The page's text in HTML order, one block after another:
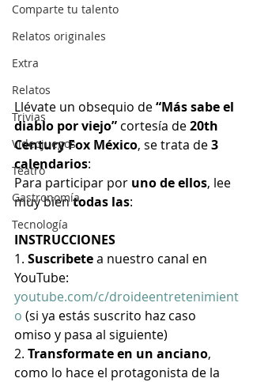
Comparte tu talento
Relatos originales
Extra
Relatos
Trivias
Videojuegos
Teatro
Gastronomía
Tecnología
Llévate un obsequio de “Más sabe el
diablo por viejo” cortesía de 20th
Century Fox México, se trata de 3
calendarios:
Para participar por uno de ellos, lee
muy bien todas las:
INSTRUCCIONES
1. Suscribete a nuestro canal en
YouTube:
youtube.com/c/droideentretenimient
o (si ya estás suscrito haz caso
omiso y pasa al siguiente)
2. Transformate en un anciano,
como lo hace el protagonista de la